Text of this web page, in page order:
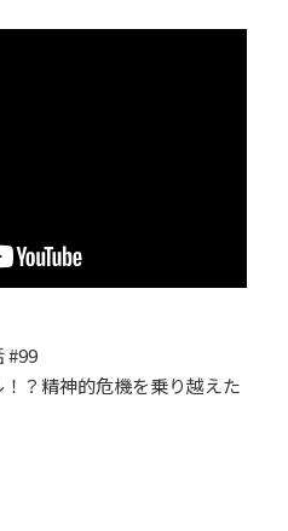
#99
？精神的危機を乗り越えた